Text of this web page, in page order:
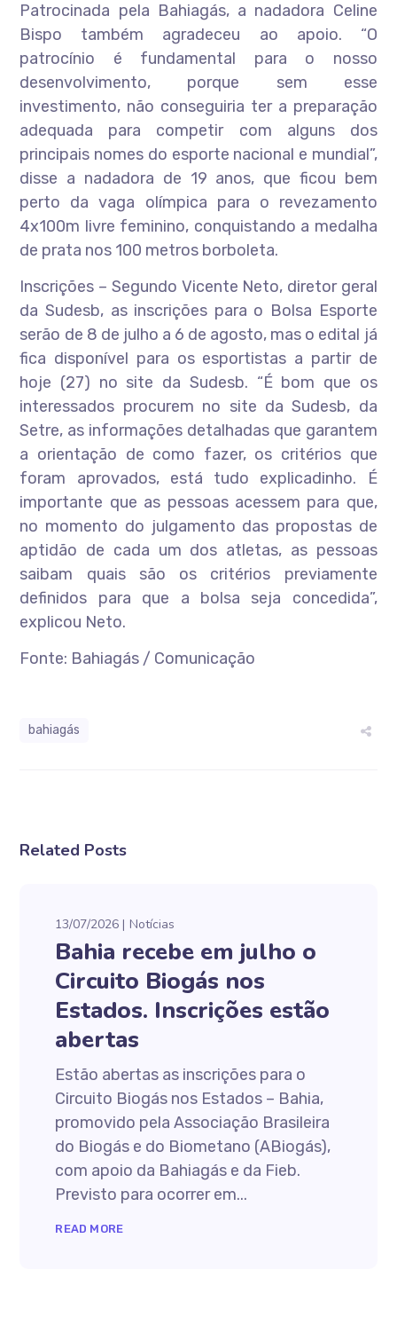
Patrocinada pela Bahiagás, a nadadora Celine
Bispo também agradeceu ao apoio. “O
patrocínio é fundamental para o nosso
desenvolvimento, porque sem esse
investimento, não conseguiria ter a preparação
adequada para competir com alguns dos
principais nomes do esporte nacional e mundial”,
disse a nadadora de 19 anos, que ficou bem
perto da vaga olímpica para o revezamento
4x100m livre feminino, conquistando a medalha
de prata nos 100 metros borboleta.
Inscrições – Segundo Vicente Neto, diretor geral
da Sudesb, as inscrições para o Bolsa Esporte
serão de 8 de julho a 6 de agosto, mas o edital já
fica disponível para os esportistas a partir de
hoje (27) no site da Sudesb. “É bom que os
interessados procurem no site da Sudesb, da
Setre, as informações detalhadas que garantem
a orientação de como fazer, os critérios que
foram aprovados, está tudo explicadinho. É
importante que as pessoas acessem para que,
no momento do julgamento das propostas de
aptidão de cada um dos atletas, as pessoas
saibam quais são os critérios previamente
definidos para que a bolsa seja concedida”,
explicou Neto.
Fonte: Bahiagás / Comunicação
bahiagás
Related Posts
13/07/2026 Notícias
Bahia recebe em julho o
Circuito Biogás nos
Estados. Inscrições estão
abertas
Estão abertas as inscrições para o
Circuito Biogás nos Estados – Bahia,
promovido pela Associação Brasileira
do Biogás e do Biometano (ABiogás),
com apoio da Bahiagás e da Fieb.
Previsto para ocorrer em...
READ MORE